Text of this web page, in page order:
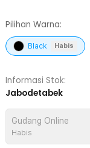
Pilihan Warna:
Black Habis
Informasi Stok:
Jabodetabek
Gudang Online
Habis